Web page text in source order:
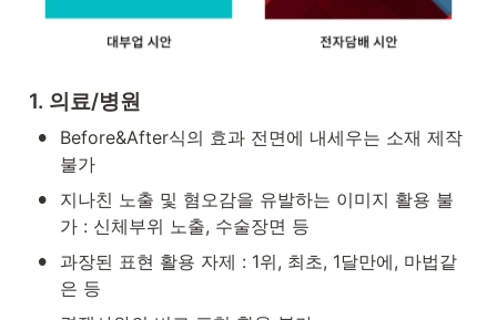
1. 의료/병원
•
Before&After식의 효과 전면에 내세우는 소재 제작
불가
•
지나친 노출 및 혐오감을 유발하는 이미지 활용 불
가 : 신체부위 노출, 수술장면 등
•
과장된 표현 활용 자제 : 1위, 최초, 1달만에, 마법같
은 등